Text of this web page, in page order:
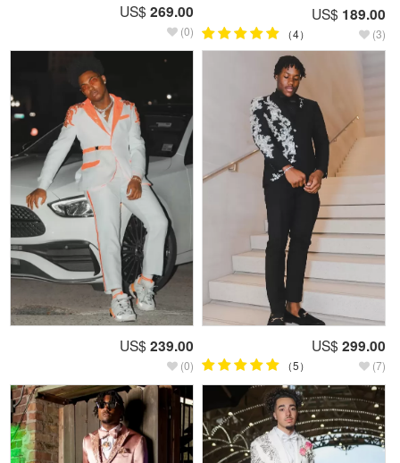
US$ 269.00
(0)
US$ 189.00
（4） (3)
US$ 239.00
(0)
US$ 299.00
（5） (7)